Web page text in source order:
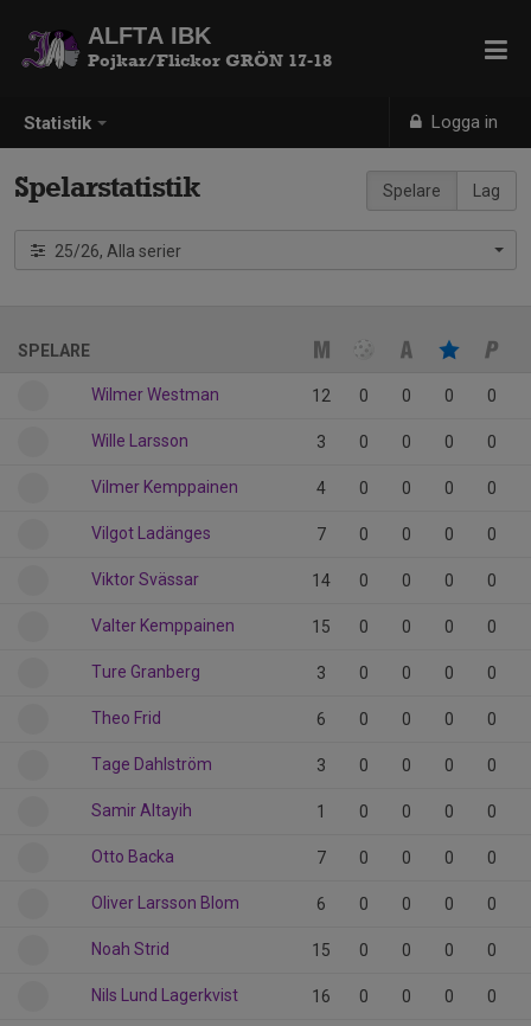
Statistik Logga in
ALFTA IBK
Pojkar/Flickor GRÖN 17-18
Spelare Lag
Spelarstatistik
25/26, Alla serier
SPELARE
Wilmer Westman 12 0 0 0 0
Wille Larsson 3 0 0 0 0
Vilmer Kemppainen 4 0 0 0 0
Vilgot Ladänges 7 0 0 0 0
Viktor Svässar 14 0 0 0 0
Valter Kemppainen 15 0 0 0 0
Ture Granberg 3 0 0 0 0
Theo Frid 6 0 0 0 0
Tage Dahlström 3 0 0 0 0
Samir Altayih 1 0 0 0 0
Otto Backa 7 0 0 0 0
Oliver Larsson Blom 6 0 0 0 0
Noah Strid 15 0 0 0 0
Nils Lund Lagerkvist 16 0 0 0 0